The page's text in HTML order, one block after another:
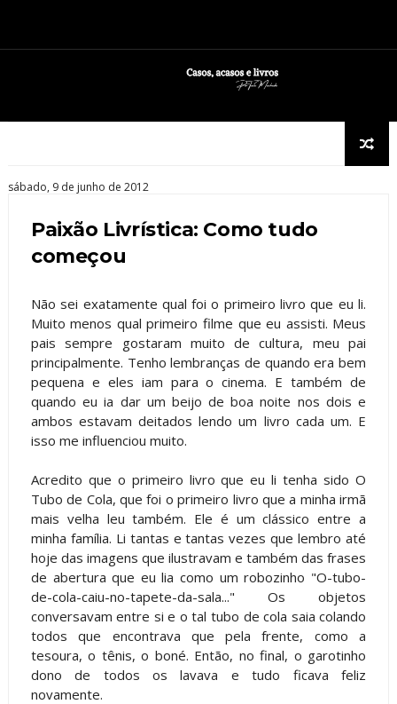
sábado, 9 de junho de 2012
Paixão Livrística: Como tudo
começou
Não sei exatamente qual foi o primeiro livro que eu li.
Muito menos qual primeiro filme que eu assisti. Meus
pais sempre gostaram muito de cultura, meu pai
principalmente. Tenho lembranças de quando era bem
pequena e eles iam para o cinema. E também de
quando eu ia dar um beijo de boa noite nos dois e
ambos estavam deitados lendo um livro cada um. E
isso me influenciou muito.
Acredito que o primeiro livro que eu li tenha sido O
Tubo de Cola, que foi o primeiro livro que a minha irmã
mais velha leu também. Ele é um clássico entre a
minha família. Li tantas e tantas vezes que lembro até
hoje das imagens que ilustravam e também das frases
de abertura que eu lia como um robozinho "O-tubo-
de-cola-caiu-no-tapete-da-sala..." Os objetos
conversavam entre si e o tal tubo de cola saia colando
todos que encontrava que pela frente, como a
tesoura, o tênis, o boné. Então, no final, o garotinho
dono de todos os lavava e tudo ficava feliz
novamente.